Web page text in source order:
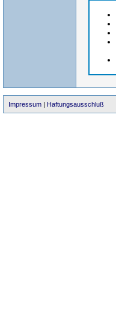
Impressum | Haftungsausschluß